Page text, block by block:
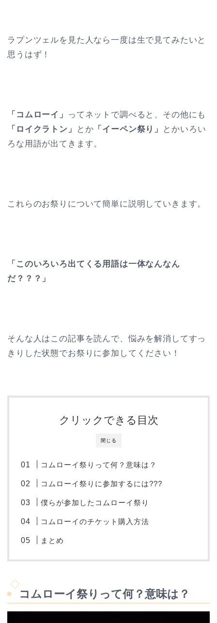
ラプンツェルを見た人なら一度は生で見てみたいと
思うはず！
「コムローイ」
ってネットで調べると、その他にも
「ロイクラトン」
とか 「イーペン祭り」
とかいろい
ろな用語が出てきます。
これらのお祭りについて簡単に説明していきます。
「このいろいろ出てくる用語は一体なんなん
だ？？？」
そんな人はこの記事を読んで、悩みを解消してすっ
きりした状態でお祭りに参加してください！
閉じる
クリックできる目次
コムローイ祭りって何？意味は？
コムローイ祭りに参加するには???
僕らが参加したコムローイ祭り
コムローイのチケット購入方法
まとめ
コムローイ祭りって何？意味は？